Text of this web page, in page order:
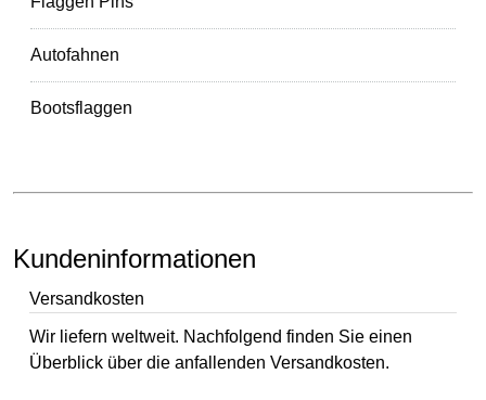
Autofahnen
Bootsflaggen
Kundeninformationen
Versandkosten
Wir liefern weltweit. Nachfolgend finden Sie einen
Überblick über die anfallenden Versandkosten.